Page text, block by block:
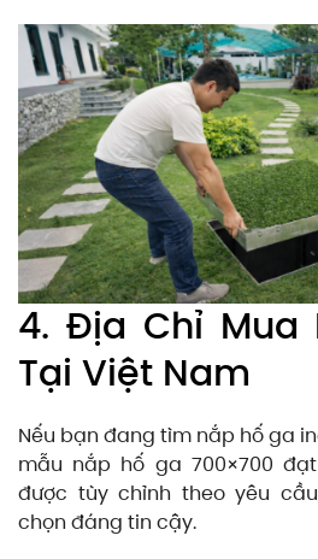
4. Địa Chỉ Mua
Tại Việt Nam
Nếu bạn đang tìm nắp hố ga
mẫu nắp hố ga 700×700
được tùy chỉnh theo yêu
chọn đáng tin cậy.